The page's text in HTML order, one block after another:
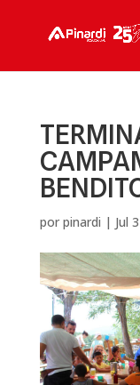
por pinardi | Jul